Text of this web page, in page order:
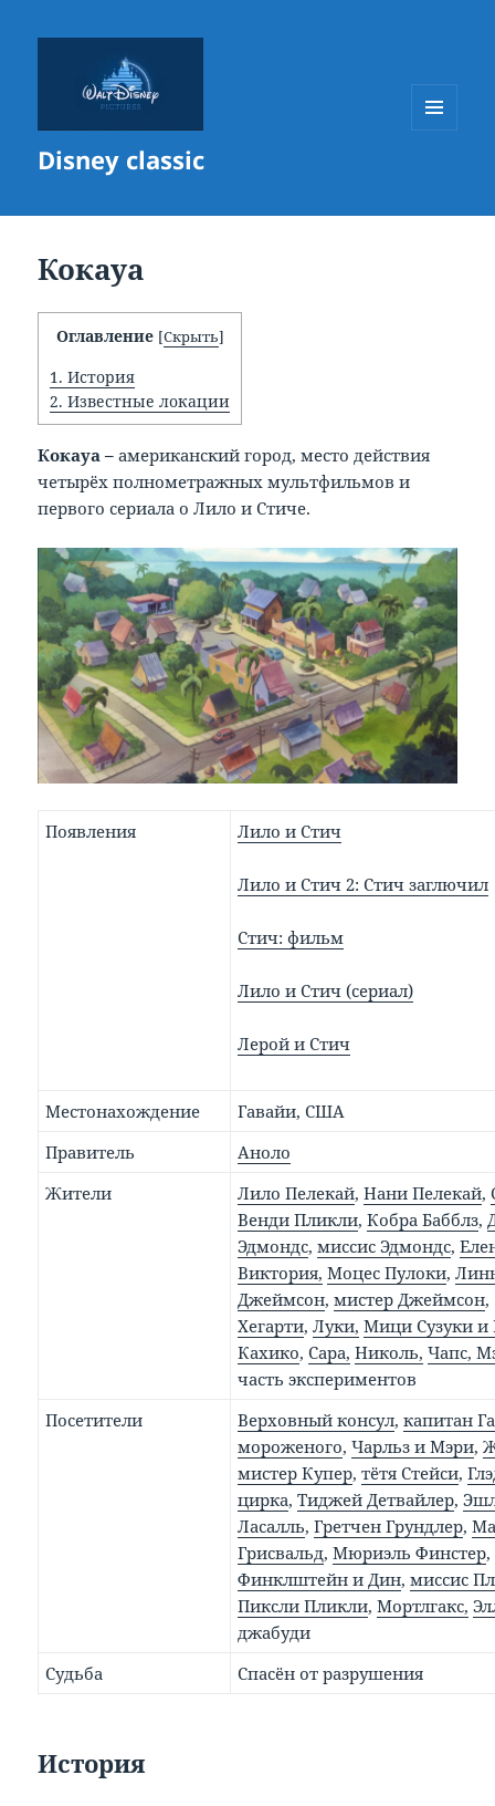
Disney classic
Кокауа
Оглавление [Скрыть]
1. История
2. Известные локации
Кокауа –американский город, место действия
четырёх полнометражных мультфильмов и
первого сериала о Лило и Стиче.
Появления Лило и Стич
Лило и Стич 2: Стич заглючил
Стич: фильм
Лило и Стич (сериал)
Лерой и Стич
Местонахождение
Гавайи, США
Правитель
Аноло
Жители
Лило Пелекай,Нани Пелекай,
Венди Пликли,Кобра Бабблз,
Эдмондс,миссис Эдмондс,
Виктория, Моцес Пулоки,
Джеймсон,мистер Джеймсон
Хегарти,Луки, Мици Сузуки и
Кахико,Сара, Николь, Чапс,
часть экспериментов
Посетители
Верховный консул,капитан
мороженого,Чарльз и Мэри,
мистер Купер,тётя Стейси,
цирка,Тиджей Детвайлер,
Ласалль,Гретчен Грундлер,
Грисвальд,Мюриэль Финстер,
Финклштейн и Дин,миссис
Пиксли Пликли,Мортлгакс,
джабуди
Судьба
Спасён от разрушения
История